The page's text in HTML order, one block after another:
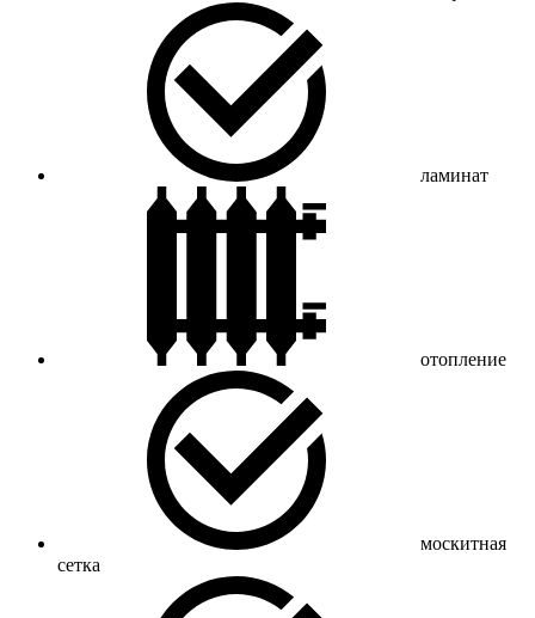
ламинат
отопление
москитная
сетка